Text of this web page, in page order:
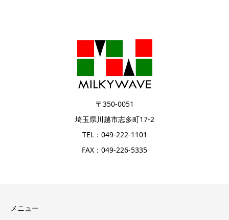
〒350-0051
埼玉県川越市志多町17-2
TEL：049-222-1101
FAX：049-226-5335
メニュー